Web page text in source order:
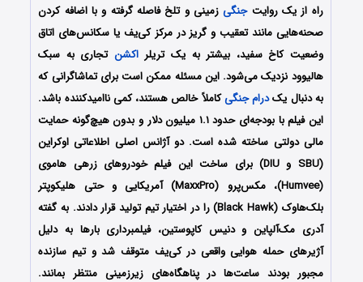
راه از یک روایتجنگیزمینی و تلخ فاصله گرفته و با اضافه کردن
صحنه‌هایی مانند تعقیب و گریز در مرکز کی‌یف یا سکانس‌های اتاق
وضعیت کاخ سفید، بیشتر به یک تریلراکشن تجاری به سبک
هالیوود نزدیک می‌شود. این مسئله ممکن است برای تماشاگرانی که
به دنبال یکدرام جنگیکاملاً خالص هستند، کمی ناامیدکننده باشد.
این فیلم با بودجه‌ای حدود ۱.۱ میلیون دلار و بدون هیچ‌گونه حمایت
مالی دولتی ساخته شده است. دو آژانس اصلی اطلاعاتی اوکراین
(SBU و DIU) برای ساخت این فیلم خودروهای زرهی هاموی
(Humvee)، مکس‌پرو (MaxxPro) آمریکایی و حتی هلیکوپتر
بلک‌هاوک (Black Hawk) را در اختیار تیم تولید قرار دادند. به گفته
آدری مک‌آلپاین و دنیس کاپوستین، فیلمبرداری بارها به دلیل
آژیرهای حمله هوایی واقعی در کی‌یف متوقف شد و تیم سازنده
مجبور بودند ساعت‌ها در پناهگاه‌های زیرزمینی منتظر بمانند.